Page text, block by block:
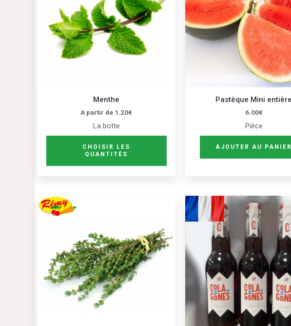
Menthe
A partir de 1.20€
La botte
CHOISIR LES
QUANTITÉS
variations.
options
Pastèque Mini entière
6.00€
Pièce
AJOUTER AU PANIER